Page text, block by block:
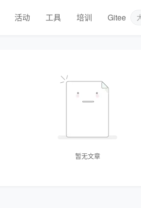
活动 工具 培训 Gitee
暂无文章